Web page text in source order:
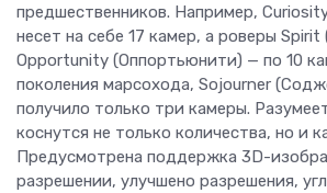
предшественников. Например,
несет на себе 17 камер, а роверы
Opportunity (Оппортьюнити) — по 10
поколения марсохода, Sojourner
получило только три камеры.
коснутся не только количества, но и
Предусмотрена поддержка 3D-
разрешении, улучшено разрешения,